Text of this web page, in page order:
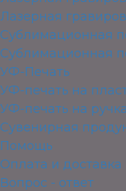
Лазерная
Сублимационная
Сублимационная
УФ-Печать
УФ-печать на
УФ-печать на
Сувенирная
Помощь
Оплата и доставка
Вопрос - ответ